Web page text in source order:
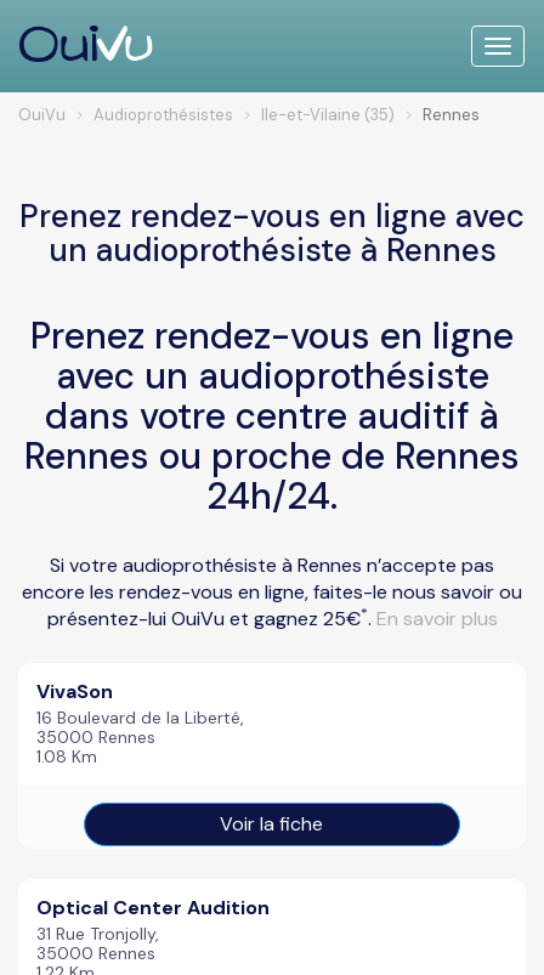
Toggle
OuiVu Audioprothésistes Ile-et-Vilaine (35) Rennes
Prenez rendez-vous en ligne avec
un audioprothésiste à Rennes
Prenez rendez-vous en ligne
avec un audioprothésiste
dans votre centre auditif à
Rennes ou proche de Rennes
24h/24.
Si votre audioprothésiste à Rennes n’accepte pas
encore les rendez-vous en ligne, faites-le nous savoir ou
présentez-lui OuiVu et gagnez 25€*. En savoir plus
VivaSon
16 Boulevard de la Liberté,
35000 Rennes
1.08 Km
Voir la fiche
Optical Center Audition
31 Rue Tronjolly,
35000 Rennes